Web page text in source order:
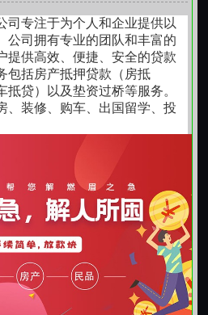
信银行 “房抵 e 贷”
“招捷贷” 2.35% 起、工商
企业主（经营满 2 年、征
可享。
）：建设银行 “抵押快贷”
“优客 +”2.35% 起、北京
于一般合规经营企业。
3.2%）：国有大行流水
制银行信用贷
高 500 万，无需抵押。
维持 3.0%，银行加点空
点0.15%-0.85%，较年初
质”，优质实体企业（科
市场价低10%）
70%）但因征信有3次逾期，
资机会
成本藏在细节里。
决定，却没注意到这些隐性支
忽略的四大费用：
司专注于为个人和企业提供以
公司拥有专业的团队和丰富的
提供高效、便捷、安全的贷款
包括房产抵押贷款（房抵
贷）以及垫资过桥等服务。
、装修、购车、出国留学、投